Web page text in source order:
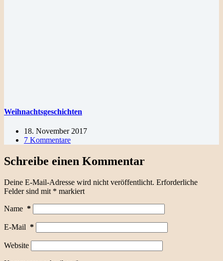
Weihnachtsgeschichten
18. November 2017
7 Kommentare
Schreibe einen Kommentar
Deine E-Mail-Adresse wird nicht veröffentlicht. Erforderliche
Felder sind mit * markiert
Name *
E-Mail *
Website